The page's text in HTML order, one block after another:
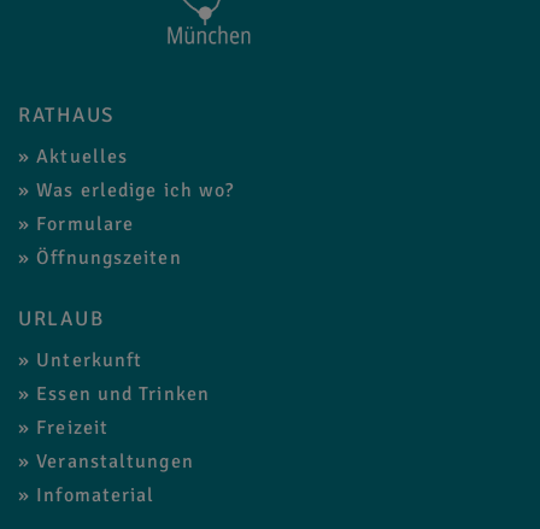
RATHAUS
Aktuelles
Was erledige ich wo?
Formulare
Öffnungszeiten
URLAUB
Unterkunft
Essen und Trinken
Freizeit
Veranstaltungen
Infomaterial